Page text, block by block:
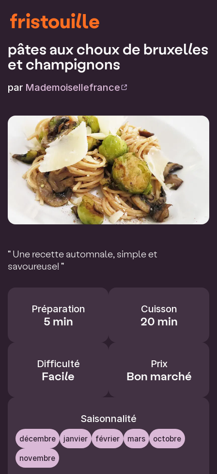
fristouille
pâtes aux choux de bruxelles
et champignons
par Mademoisellefrance
" Une recette automnale, simple et
savoureuse! "
Préparation
5 min
Cuisson
20 min
Difficulté
Facile
Prix
Bon marché
Saisonnalité
décembre janvier février mars octobre
novembre